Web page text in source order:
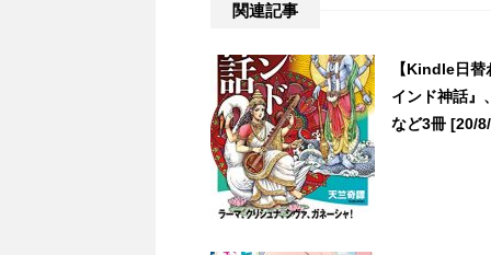
関連記事
【Kindle日
インド神話』
など3冊 [20/